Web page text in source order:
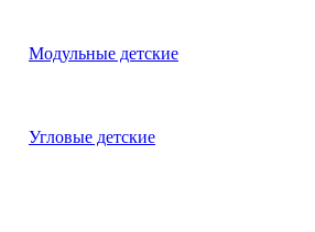
Модульные детские
Угловые детские